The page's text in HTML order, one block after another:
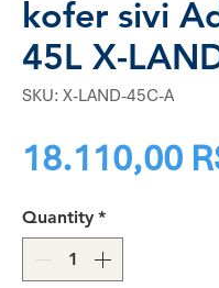
kofer sivi
45L X-
SKU: X-LAND-45C-A
18.110,00
Quantity *